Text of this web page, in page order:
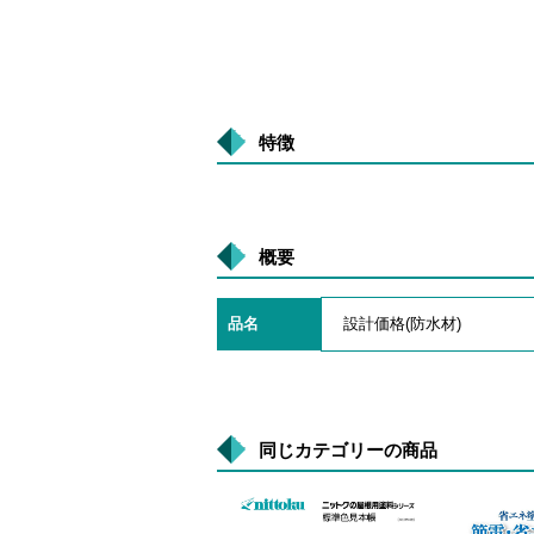
特徴
概要
品名 設計価格(防水材)
同じカテゴリーの商品